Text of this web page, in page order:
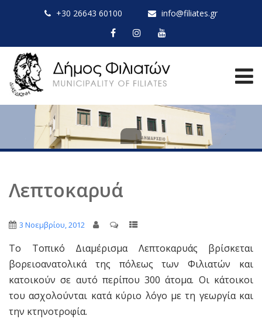
+30 26643 60100 info@filiates.gr
Λεπτοκαρυά
3 Νοεμβρίου, 2012
Το Τοπικό Διαμέρισμα Λεπτοκαρυάς βρίσκεται
βορειοανατολικά της πόλεως των Φιλιατών και
κατοικούν σε αυτό περίπου 300 άτομα. Οι κάτοικοι
του ασχολούνται κατά κύριο λόγο με τη γεωργία και
την κτηνοτροφία.